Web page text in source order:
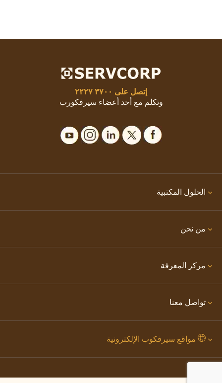
إتصل على ٣٧٠٠ ٢٢٢٧
وتكلم مع أحد أعضاء سيرفكورب
الحلول المكتبية
من نحن
مركز المعرفة
تواصل معنا
مواقع سيرفكوب الإلكترونية